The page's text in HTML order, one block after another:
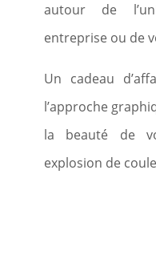
autour de
entreprise ou de
Un cadeau
l’approche
la beauté de
explosion de